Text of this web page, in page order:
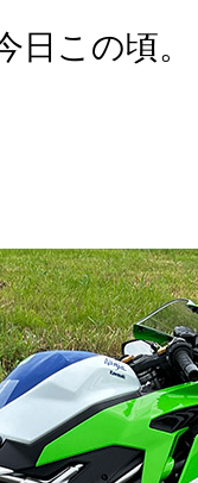
日この頃